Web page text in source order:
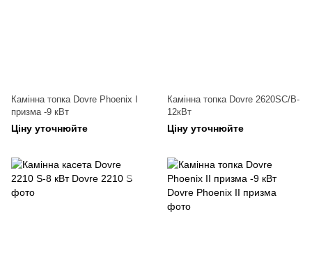
Камінна топка Dovre Phoenix I
призма -9 кВт
Ціну уточнюйте
Камінна топка Dovre 2620SC/B-
12кВт
Ціну уточнюйте